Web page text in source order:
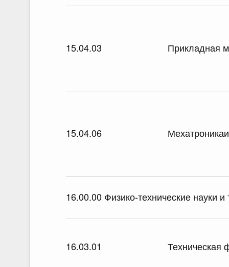
15.04.03 Прикладная
15.04.06
16.00.00 Физико-технические науки и
16.03.01 Техническая